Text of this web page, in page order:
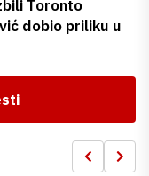
Toronto
dobio priliku u